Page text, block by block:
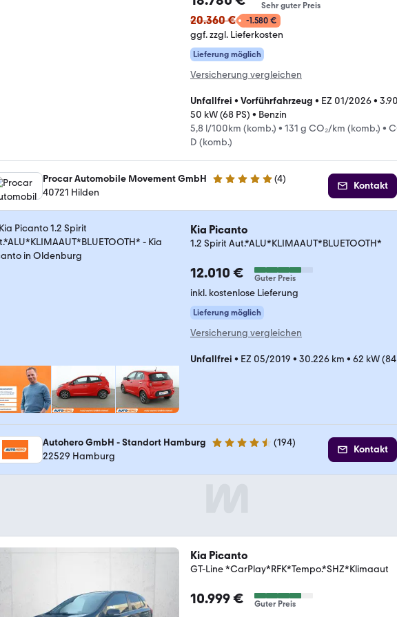
Sehr guter Preis
20.360 € -1.580 €
ggf. zzgl. Lieferkosten
Lieferung möglich
Versicherung vergleichen
Unfallfrei • Vorführfahrzeug • EZ 01/2026•
50 kW (68 PS) • Benzin
5,8 l/100km (komb.) • 131 g CO₂/km (komb.) •
D (komb.)
Procar Automobile Movement GmbH 4.8 Sterne (4)
40721 Hilden
Kontakt
Kia Picanto
1.2 Spirit Aut.*ALU*KLIMAAUT*BLUETOOTH*
12.010 € Guter Preis
inkl. kostenlose Lieferung
Lieferung möglich
Versicherung vergleichen
Unfallfrei • EZ 05/2019 • 30.226 km • 62 kW (84
Autohero GmbH - Standort Hamburg 4.6 Sterne (194)
22529 Hamburg
Kontakt
Kia Picanto
GT-Line *CarPlay*RFK*Tempo.*SHZ*Klimaaut
10.999 € Guter Preis